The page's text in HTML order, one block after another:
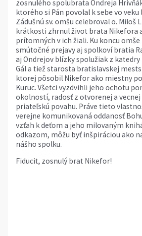
zosnulého spolubrata Ondreja
ktorého si Pán povolal k sebe vo veku
Zádušnú sv. omšu celebroval o. Miloš
krátkosti zhrnul život brata Nikefora
prítomných v ich žiali. Ku koncu
smútočné prejavy aj spolkoví bratia
aj Ondrejov blízky spolužiak z
Gál a tiež starosta bratislavskej
ktorej pôsobil Nikefor ako miestny
Kuruc. Všetci vyzdvihli jeho ochotu
okolností, radosť z otvorenej a vecnej
priateľskú povahu. Práve tieto
verejne komunikovaná oddanosť
vzťah k deťom a jeho milovaným
odkazom, môžu byť inšpiráciou ako
nášho spolku.
Fiducit, zosnulý brat Nikefor!